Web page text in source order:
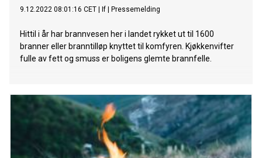
9.12.2022 08:01:16 CET If Pressemelding
Hittil i år har brannvesen her i landet rykket ut til 1600
branner eller branntilløp knyttet til komfyren. Kjøkkenvifter
fulle av fett og smuss er boligens glemte brannfelle.